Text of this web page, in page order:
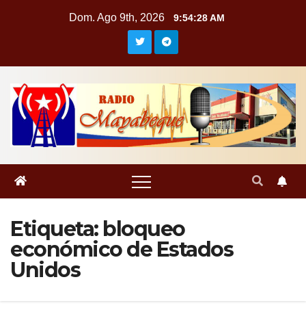
Dom. Ago 9th, 2026 9:54:29 AM
Etiqueta: bloqueo
económico de Estados
Unidos